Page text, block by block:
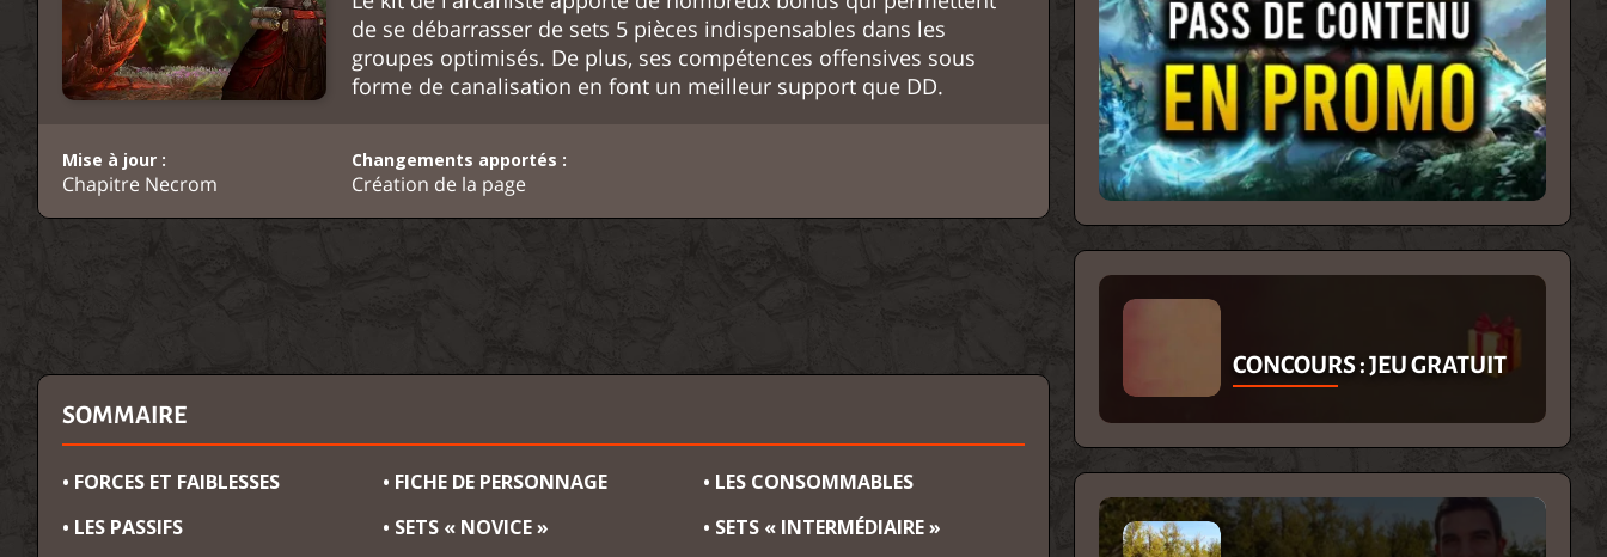
de se débarrasser de sets 5 pièces indispensables dans les
groupes optimisés. De plus, ses compétences offensives sous
forme de canalisation en font un meilleur support que DD.
Mise à jour :
Chapitre Necrom
Changements apportés :
Création de la page
SOMMAIRE
• FORCES ET FAIBLESSES • FICHE DE PERSONNAGE
• LES CONSOMMABLES
• LES PASSIFS
• SETS « NOVICE »
• SETS « INTERMÉDIAIRE »
CONCOURS : JEU GRATUIT